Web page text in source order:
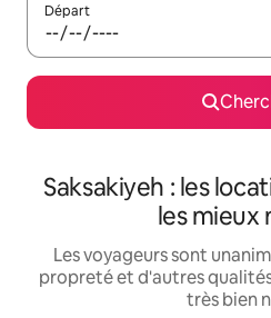
Départ
Saksakiyeh : les
les mieux
Les voyageurs sont
propreté et d'autres
très bien